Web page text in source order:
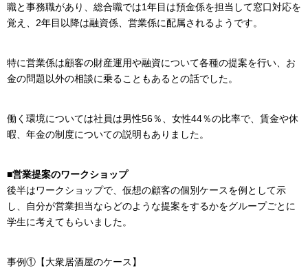
職と事務職があり、総合職では1年目は預金係を担当して窓口対応を
覚え、2年目以降は融資係、営業係に配属されるようです。
特に営業係は顧客の財産運用や融資について各種の提案を行い、お
金の問題以外の相談に乗ることもあるとの話でした。
働く環境については社員は男性56％、女性44％の比率で、賃金や休
暇、年金の制度についての説明もありました。
■営業提案のワークショップ
後半はワークショップで、仮想の顧客の個別ケースを例として示
し、自分が営業担当ならどのような提案をするかをグループごとに
学生に考えてもらいました。
事例①【大衆居酒屋のケース】